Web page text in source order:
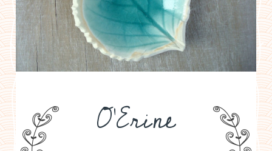
O'Erine
contact
politique de confidentialité